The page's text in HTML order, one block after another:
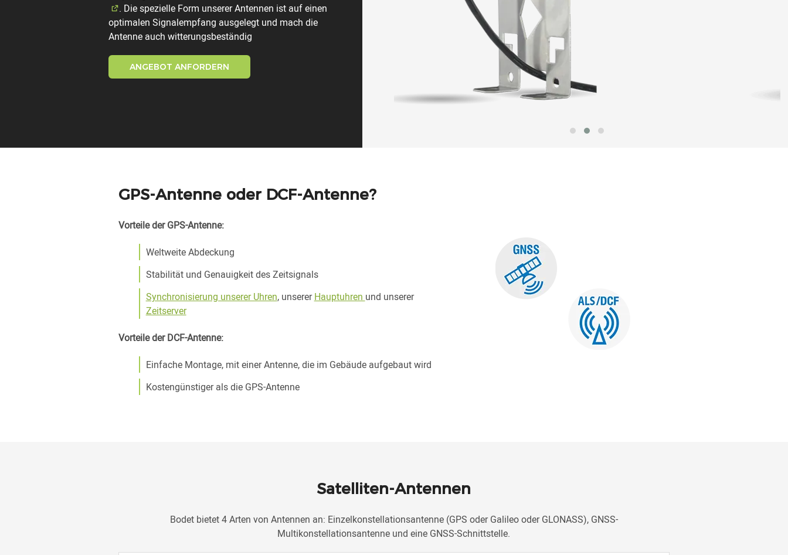
. Die spezielle Form unserer Antennen ist auf einen
optimalen Signalempfang ausgelegt und mach die
Antenne auch witterungsbeständig
ANGEBOT ANFORDERN
GPS-Antenne oder DCF-Antenne?
Vorteile der GPS-Antenne:
Weltweite Abdeckung
Stabilität und Genauigkeit des Zeitsignals
Synchronisierung unserer Uhren, unsererHauptuhren und unserer
Zeitserver
Vorteile der DCF-Antenne:
Einfache Montage, mit einer Antenne, die im Gebäude aufgebaut wird
Kostengünstiger als die GPS-Antenne
Satelliten-Antennen
Bodet bietet 4 Arten von Antennen an: Einzelkonstellationsantenne (GPS oder Galileo oder GLONASS), GNSS-
Multikonstellationsantenne und eine GNSS-Schnittstelle.